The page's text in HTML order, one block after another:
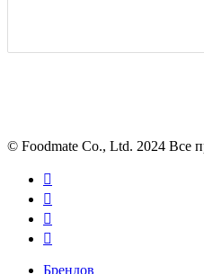
© Foodmate Co., Ltd. 2024 Все




Брендов